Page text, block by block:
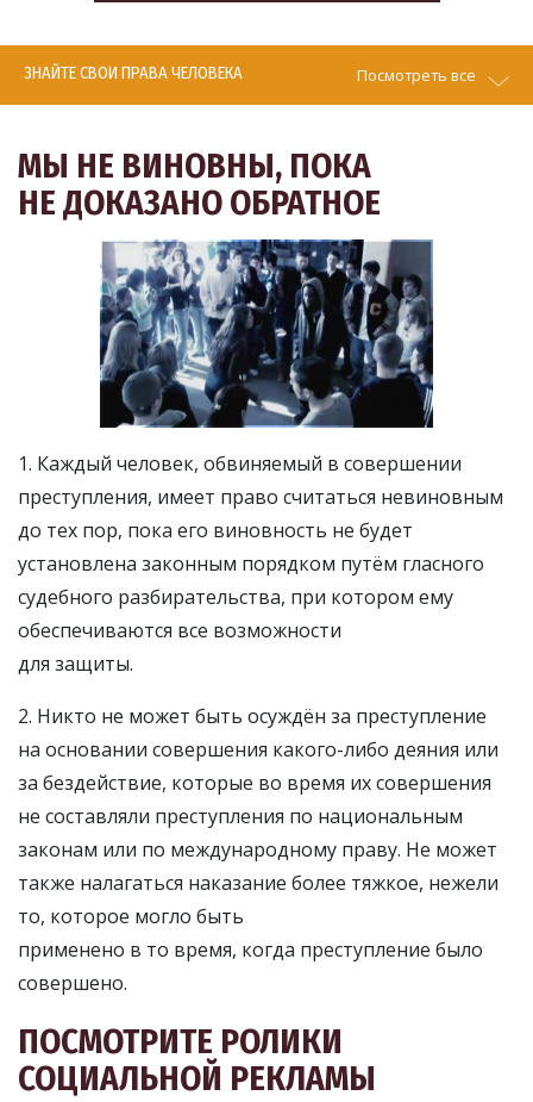
ЗНАЙТЕ СВОИ ПРАВА ЧЕЛОВЕКА Посмотреть все
МЫ НЕ ВИНОВНЫ, ПОКА
НЕ ДОКАЗАНО ОБРАТНОЕ
1. Каждый человек, обвиняемый в совершении
преступления, имеет право считаться невиновным
до тех пор, пока его виновность не будет
установлена законным порядком путём гласного
судебного разбирательства, при котором ему
обеспечиваются все возможности
для защиты.
2. Никто не может быть осуждён за преступление
на основании совершения какого-либо деяния или
за бездействие, которые во время их совершения
не составляли преступления по национальным
законам или по международному праву. Не может
также налагаться наказание более тяжкое, нежели
то, которое могло быть
применено в то время, когда преступление было
совершено.
ПОСМОТРИТЕ РОЛИКИ
СОЦИАЛЬНОЙ РЕКЛАМЫ